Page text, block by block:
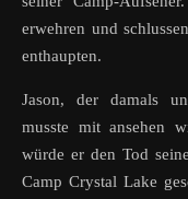
erwehren und
enthaupten.
Jason, der damals
musste mit ansehen
würde er den Tod
Camp Crystal Lake